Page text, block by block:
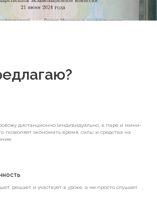
дистанционно (индивидуально, в паре и мини-
позволяет экономить время, силы и средства на
решает и участвует в уроке, а не просто слушает.